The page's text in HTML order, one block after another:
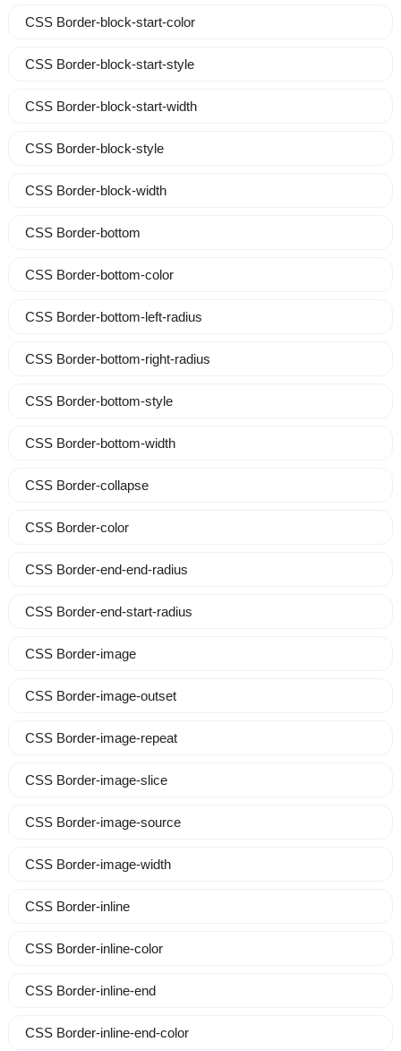
CSS Border-block-start-color
CSS Border-block-start-style
CSS Border-block-start-width
CSS Border-block-style
CSS Border-block-width
CSS Border-bottom
CSS Border-bottom-color
CSS Border-bottom-left-radius
CSS Border-bottom-right-radius
CSS Border-bottom-style
CSS Border-bottom-width
CSS Border-collapse
CSS Border-color
CSS Border-end-end-radius
CSS Border-end-start-radius
CSS Border-image
CSS Border-image-outset
CSS Border-image-repeat
CSS Border-image-slice
CSS Border-image-source
CSS Border-image-width
CSS Border-inline
CSS Border-inline-color
CSS Border-inline-end
CSS Border-inline-end-color